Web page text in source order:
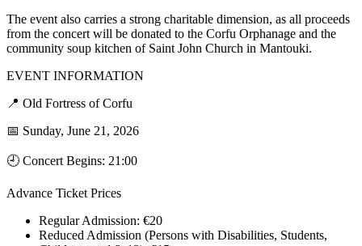
The event also carries a strong charitable dimension, as all proceeds
from the concert will be donated to the Corfu Orphanage and the
community soup kitchen of Saint John Church in Mantouki.
EVENT INFORMATION
📍 Old Fortress of Corfu
📅 Sunday, June 21, 2026
🕘 Concert Begins: 21:00
Advance Ticket Prices
Regular Admission: €20
Reduced Admission (Persons with Disabilities, Students,